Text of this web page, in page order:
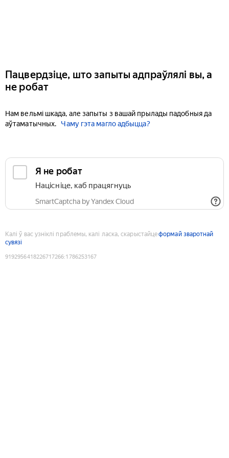
Пацвердзіце, што запыты адпраўлялі вы, а
не робат
Нам вельмі шкада, але запыты з вашай прылады падобныя да
аўтаматычных.
Чаму гэта магло адбыцца?
Я не робат
Націсніце, каб працягнуць
SmartCaptcha by Yandex Cloud
Калі ў вас узніклі праблемы, калі ласка, скарыстайцеформай зваротнай
сувязі
9192956418226717266:1786253167